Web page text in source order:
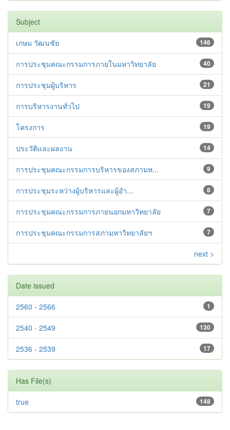
Subject
146
เกษม วัฒนชัย
40
การประชุมคณะกรรมการภายในมหาวิทยาลัย
21
การประชุมผู้บริหาร
19
การบริหารงานทั่วไป
19
โครงการ
14
ประวัติและผลงาน
9
การประชุมคณะกรรมการบริหารของสภามห...
8
การประชุมระหว่างผู้บริหารและผู้อำ...
7
การประชุมคณะกรรมการภายนอกมหาวิทยาลัย
7
การประชุมคณะกรรมการสภามหาวิทยาลัยฯ
next >
Date issued
1
2560 - 2566
130
2540 - 2549
17
2536 - 2539
Has File(s)
148
true